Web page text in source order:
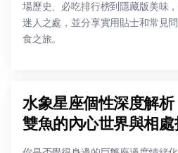
場歷史、必吃排行榜到隱藏版美味
迷人之處，並分享實用貼士和常見
食之旅。
水象星座個性深度解析
雙魚的內心世界與相處